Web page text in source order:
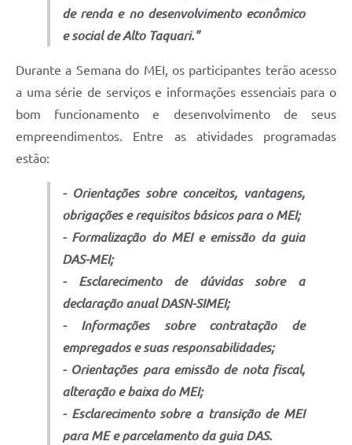
de renda e no desenvolvimento econômico
e social de Alto Taquari."
Durante a Semana do MEI, os participantes terão acesso
a uma série de serviços e informações essenciais para o
bom funcionamento e desenvolvimento de seus
empreendimentos. Entre as atividades programadas
estão:
- Orientações sobre conceitos, vantagens,
obrigações e requisitos básicos para o MEI;
- Formalização do MEI e emissão da guia
DAS-MEI;
- Esclarecimento de dúvidas sobre a
declaração anual DASN-SIMEI;
- Informações sobre contratação de
empregados e suas responsabilidades;
- Orientações para emissão de nota fiscal,
alteração e baixa do MEI;
- Esclarecimento sobre a transição de MEI
para ME e parcelamento da guia DAS.